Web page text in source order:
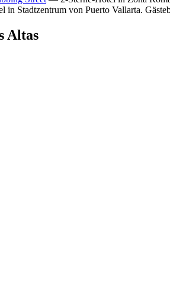
in Stadtzentrum von Puerto Vallarta.
Altas